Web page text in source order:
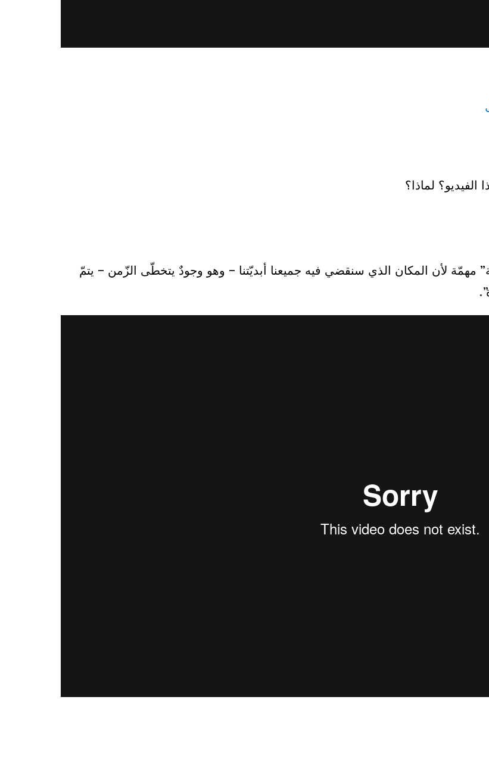
مهمّة لأن المكان الذي سنقضي فيه جميعنا أبديّتنا – وهو وجودٌ يتخطّى الزّمن – يتمّ